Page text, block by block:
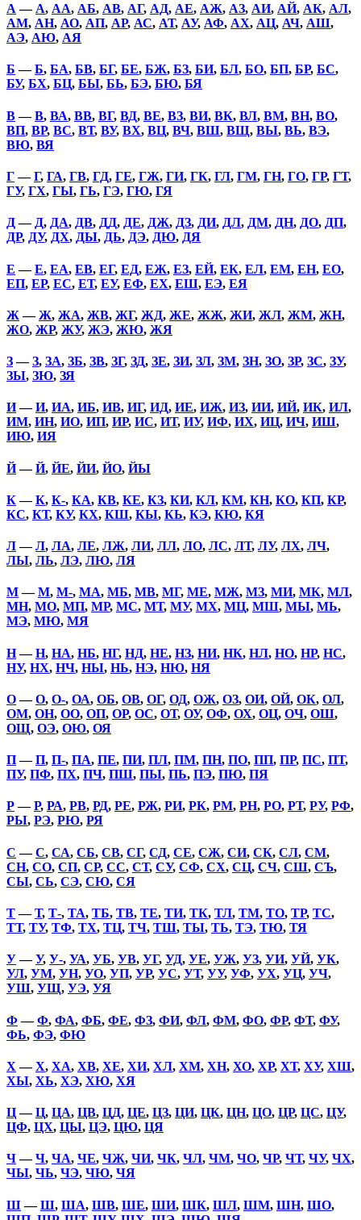
А — А, АА, АБ, АВ, АГ, АД, АЕ, АЖ, АЗ, АИ, АЙ, АК, АЛ,
АМ, АН, АО, АП, АР, АС, АТ, АУ, АФ, АХ, АЦ, АЧ, АШ,
АЭ, АЮ, АЯ
Б —Б, БА, БВ, БГ, БЕ, БЖ, БЗ, БИ, БЛ, БО, БП, БР, БС,
БУ, БХ, БЦ, БЫ, БЬ, БЭ, БЮ, БЯ
В—В, ВА, ВВ, ВГ, ВД, ВЕ, ВЗ, ВИ, ВК, ВЛ, ВМ, ВН, ВО,
ВП, ВР, ВС, ВТ, ВУ, ВХ, ВЦ, ВЧ, ВШ, ВЩ, ВЫ, ВЬ, ВЭ,
ВЮ, ВЯ
Г—Г, ГА, ГВ, ГД, ГЕ, ГЖ, ГИ, ГК, ГЛ, ГМ, ГН, ГО, ГР, ГТ,
ГУ, ГХ, ГЫ, ГЬ, ГЭ, ГЮ, ГЯ
Д— Д, ДА, ДВ, ДД, ДЕ, ДЖ, ДЗ, ДИ, ДЛ, ДМ, ДН, ДО, ДП,
ДР, ДУ, ДХ, ДЫ, ДЬ, ДЭ, ДЮ, ДЯ
Е —Е, ЕА, ЕВ, ЕГ, ЕД, ЕЖ, ЕЗ, ЕЙ, ЕК, ЕЛ, ЕМ, ЕН, ЕО,
ЕП, ЕР, ЕС, ЕТ, ЕУ, ЕФ, ЕХ, ЕШ, ЕЭ, ЕЯ
Ж —Ж, ЖА, ЖВ, ЖГ, ЖД, ЖЕ, ЖЖ, ЖИ, ЖЛ, ЖМ, ЖН,
ЖО, ЖР, ЖУ, ЖЭ, ЖЮ, ЖЯ
З—З, ЗА, ЗБ, ЗВ, ЗГ, ЗД, ЗЕ, ЗИ, ЗЛ, ЗМ, ЗН, ЗО, ЗР, ЗС, ЗУ,
ЗЫ, ЗЮ, ЗЯ
И—И, ИА, ИБ, ИВ, ИГ, ИД, ИЕ, ИЖ, ИЗ, ИИ, ИЙ, ИК, ИЛ,
ИМ, ИН, ИО, ИП, ИР, ИС, ИТ, ИУ, ИФ, ИХ, ИЦ, ИЧ, ИШ,
ИЮ, ИЯ
Й—Й, ЙЕ, ЙИ, ЙО, ЙЫ
К—К, К-, КА, КВ, КЕ, КЗ, КИ, КЛ, КМ, КН, КО, КП, КР,
КС, КТ, КУ, КХ, КШ, КЫ, КЬ, КЭ, КЮ, КЯ
Л—Л, ЛА, ЛЕ, ЛЖ, ЛИ, ЛЛ, ЛО, ЛС, ЛТ, ЛУ, ЛХ, ЛЧ,
ЛЫ, ЛЬ, ЛЭ, ЛЮ, ЛЯ
М—М, М-, МА, МБ, МВ, МГ, МЕ, МЖ, МЗ, МИ, МК, МЛ,
МН, МО, МП, МР, МС, МТ, МУ, МХ, МЦ, МШ, МЫ, МЬ,
МЭ, МЮ, МЯ
Н—Н, НА, НБ, НГ, НД, НЕ, НЗ, НИ, НК, НЛ, НО, НР, НС,
НУ, НХ, НЧ, НЫ, НЬ, НЭ, НЮ, НЯ
О—О, О-, ОА, ОБ, ОВ, ОГ, ОД, ОЖ, ОЗ, ОИ, ОЙ, ОК, ОЛ,
ОМ, ОН, ОО, ОП, ОР, ОС, ОТ, ОУ, ОФ, ОХ, ОЦ, ОЧ, ОШ,
ОЩ, ОЭ, ОЮ, ОЯ
П—П, П-, ПА, ПЕ, ПИ, ПЛ, ПМ, ПН, ПО, ПП, ПР, ПС, ПТ,
ПУ, ПФ, ПХ, ПЧ, ПШ, ПЫ, ПЬ, ПЭ, ПЮ, ПЯ
Р—Р, РА, РВ, РД, РЕ, РЖ, РИ, РК, РМ, РН, РО, РТ, РУ, РФ,
РЫ, РЭ, РЮ, РЯ
С —С, СА, СБ, СВ, СГ, СД, СЕ, СЖ, СИ, СК, СЛ, СМ,
СН, СО, СП, СР, СС, СТ, СУ, СФ, СХ, СЦ, СЧ, СШ, СЪ,
СЫ, СЬ, СЭ, СЮ, СЯ
Т—Т, Т-, ТА, ТБ, ТВ, ТЕ, ТИ, ТК, ТЛ, ТМ, ТО, ТР, ТС,
ТТ, ТУ, ТФ, ТХ, ТЦ, ТЧ, ТШ, ТЫ, ТЬ, ТЭ, ТЮ, ТЯ
У—У, У-, УА, УБ, УВ, УГ, УД, УЕ, УЖ, УЗ, УИ, УЙ, УК,
УЛ, УМ, УН, УО, УП, УР, УС, УТ, УУ, УФ, УХ, УЦ, УЧ,
УШ, УЩ, УЭ, УЯ
Ф —Ф, ФА, ФБ, ФЕ, ФЗ, ФИ, ФЛ, ФМ, ФО, ФР, ФТ, ФУ,
ФЬ, ФЭ, ФЮ
Х —Х, ХА, ХВ, ХЕ, ХИ, ХЛ, ХМ, ХН, ХО, ХР, ХТ, ХУ, ХШ,
ХЫ, ХЬ, ХЭ, ХЮ, ХЯ
Ц—Ц, ЦА, ЦВ, ЦД, ЦЕ, ЦЗ, ЦИ, ЦК, ЦН, ЦО, ЦР, ЦС, ЦУ,
ЦФ, ЦХ, ЦЫ, ЦЭ, ЦЮ, ЦЯ
Ч—Ч, ЧА, ЧЕ, ЧЖ, ЧИ, ЧК, ЧЛ, ЧМ, ЧО, ЧР, ЧТ, ЧУ, ЧХ,
ЧЫ, ЧЬ, ЧЭ, ЧЮ, ЧЯ
Ш—Ш, ША, ШВ, ШЕ, ШИ, ШК, ШЛ, ШМ, ШН, ШО,